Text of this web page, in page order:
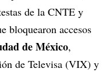
de la CNTE y
bloquearon accesos
de México,
de Televisa (VIX) y